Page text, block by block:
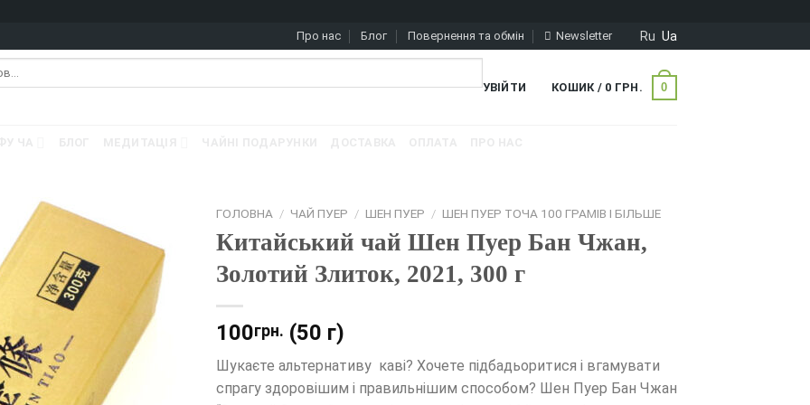
Про нас Блог Повернення та обмін Newsletter Ru Ua
УВІЙТИ КОШИК / 0 ГРН. 0
ГОЛОВНА / ЧАЙ ПУЕР / ШЕН ПУЕР / ШЕН ПУЕР ТОЧА 100 ГРАМІВ І БІЛЬШЕ
Китайський чай Шен Пуер Бан Чжан,
Золотий Злиток, 2021, 300 г
100грн. (50 г)
Шукаєте альтернативу каві? Хочете підбадьоритися і вгамувати
спрагу здоровішим і правильнішим способом? Шен Пуер Бан Чжан